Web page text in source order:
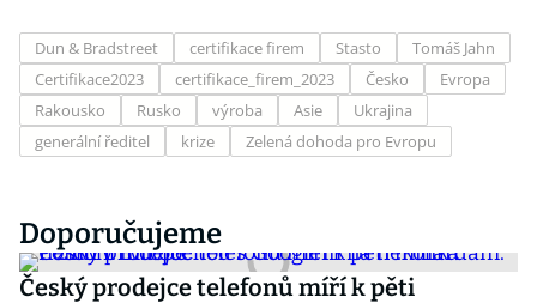
Dun & Bradstreet certifikace firem Stasto
Tomáš Jahn
Certifikace2023
certifikace_firem_2023 Česko
Evropa
Rakousko
Rusko výroba Asie
Ukrajina
generální ředitel
krize Zelená dohoda pro Evropu
Doporučujeme
Český prodejce telefonů míří k pěti